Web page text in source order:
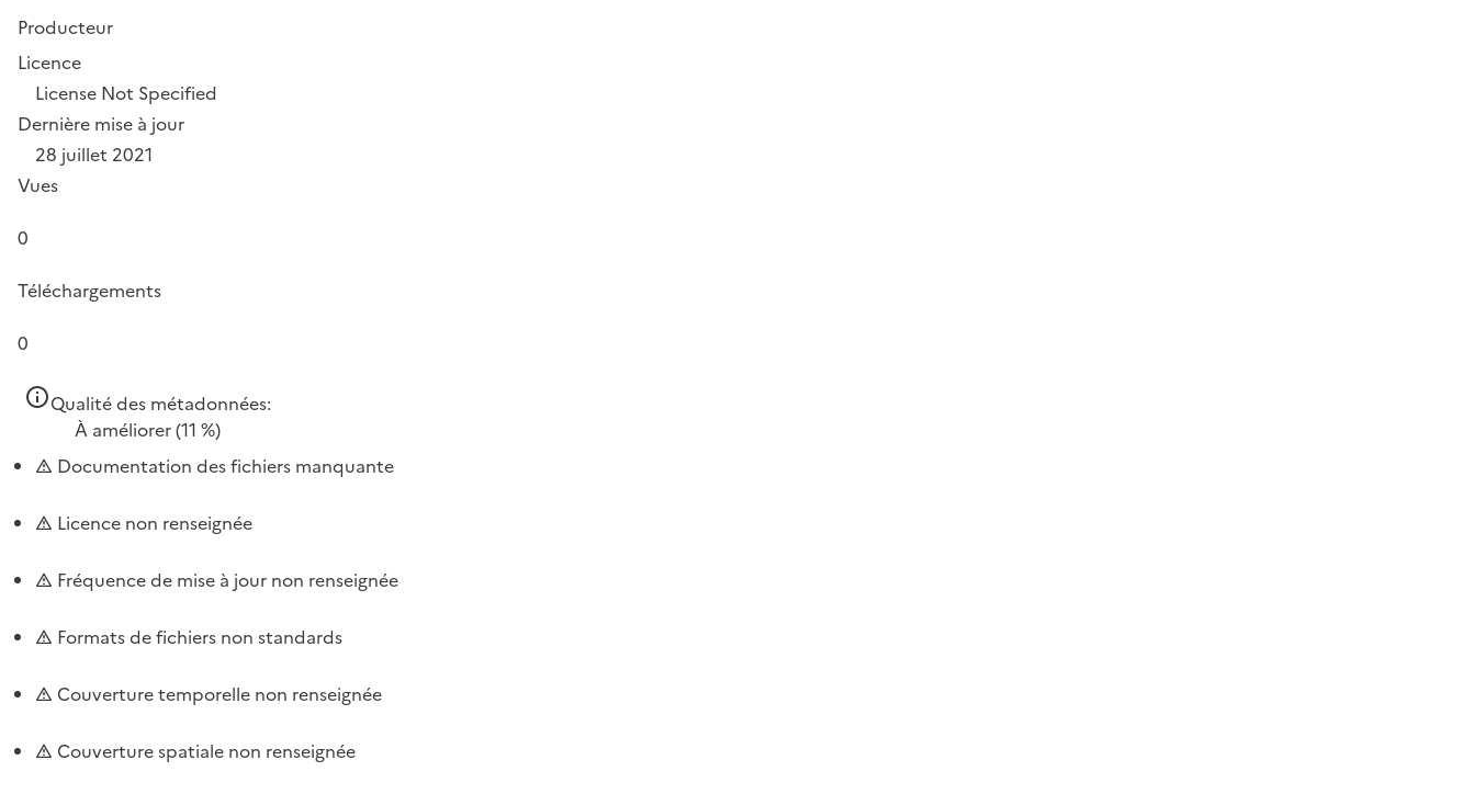
Producteur
Licence
License Not Specified
Dernière mise à jour
28 juillet 2021
Vues
0
Téléchargements
0
Qualité des métadonnées:
À améliorer(11 %)
Documentation des fichiers manquante
Licence non renseignée
Fréquence de mise à jour non renseignée
Formats de fichiers non standards
Couverture temporelle non renseignée
Couverture spatiale non renseignée